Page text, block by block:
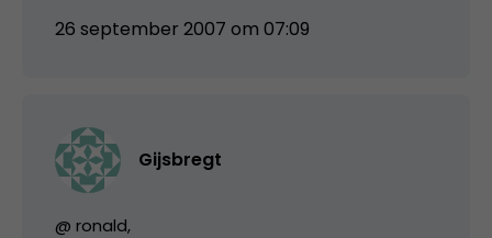
26 september 2007 om 07:09
Gijsbregt
@ ronald,